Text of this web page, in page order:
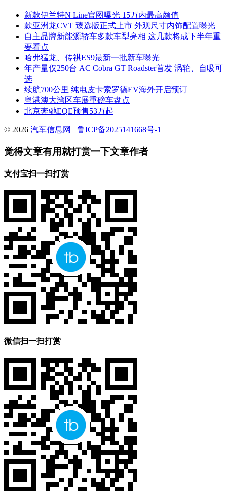
新款伊兰特N Line官图曝光 15万内最高颜值
款亚洲龙CVT 臻选版正式上市 外观尺寸内饰配置曝光
自主品牌新能源轿车多款车型亮相 这几款将成下半年重
要看点
哈弗猛龙、传祺ES9最新一批新车曝光
年产量仅250台 AC Cobra GT Roadster首发 涡轮、自吸可
选
续航700公里 纯电皮卡索罗德EV海外开启预订
粤港澳大湾区车展重磅车盘点
北京奔驰EQE预售53万起
© 2026 汽车信息网 鲁ICP备2025141668号-1
觉得文章有用就打赏一下文章作者
支付宝扫一扫打赏
微信扫一扫打赏